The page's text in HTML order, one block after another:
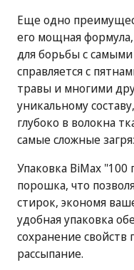
Еще одно
его мощная
для борьбы с
справляется с
травы и многими
уникальному
глубоко в волокна
самые сложные
Упаковка BiMax
порошка, что
стирок, экономя
удобная упаковка
сохранение
рассыпание.